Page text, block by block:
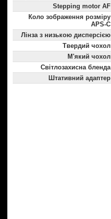
Stepping motor AF
Коло зображення розміру
APS-C
Лінза з низькою дисперсією
Твердий чохол
М'який чохол
Світлозахисна бленда
Штативний адаптер